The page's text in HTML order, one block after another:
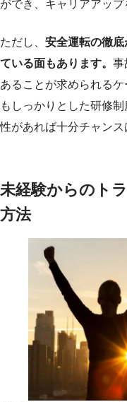
ができ、キャリアアップ
ただし、 安全運転の徹
ている面もあります。 事
あることが求められる
もしっかりとした研修
性があれば十分チャンス
未経験からのト
方法